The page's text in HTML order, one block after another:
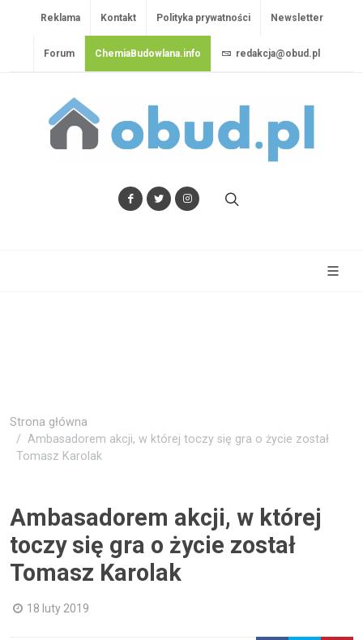
Reklama Kontakt Polityka prywatności Newsletter
Forum ChemiaBudowlana.info redakcja@obud.pl
Strona główna
Ambasadorem akcji, w której toczy się gra o życie został
Tomasz Karolak
Ambasadorem akcji, w której
toczy się gra o życie został
Tomasz Karolak
18 luty 2019